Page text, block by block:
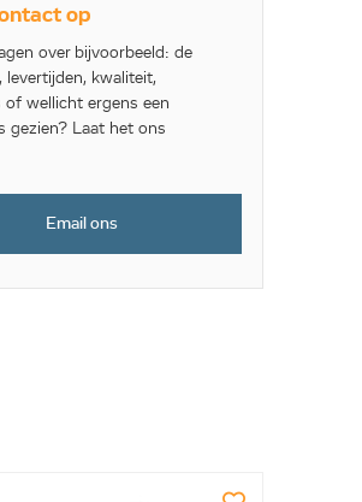
op
over bijvoorbeeld: de
levertijden, kwaliteit,
wellicht ergens een
gezien? Laat het ons
Email ons